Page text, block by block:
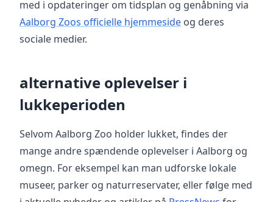
med i opdateringer om tidsplan og genåbning via
Aalborg Zoos officielle hjemmeside og deres
sociale medier.
alternative oplevelser i
lukkeperioden
Selvom Aalborg Zoo holder lukket, findes der
mange andre spændende oplevelser i Aalborg og
omegn. For eksempel kan man udforske lokale
museer, parker og naturreservater, eller følge med